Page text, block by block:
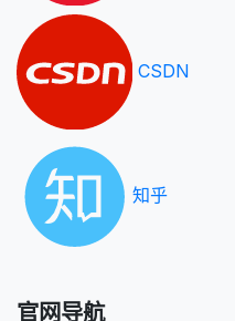
CSDN
知乎
官网导航